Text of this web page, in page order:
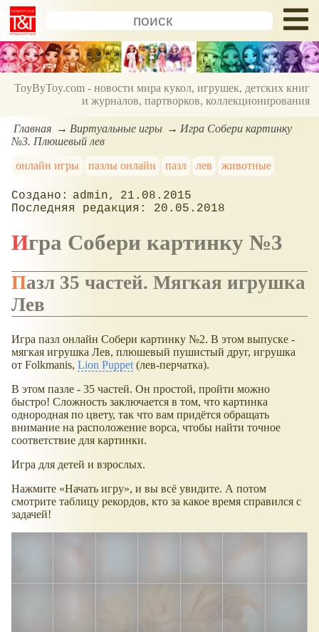
ToyByToy.com - новости мира кукол, игрушек, детских книг
и журналов, партворков, коллекционирования
Главная Виртуальные игры
Игра Собери картинку
№3. Плюшевый лев
онлайн игры
пазлы онлайн пазл лев животные
admin
21.08.2015
20.05.2018
Игра Собери картинку №3
Пазл 35 частей. Мягкая игрушка
Лев
Игра пазл онлайн Собери картинку №2. В этом выпуске -
мягкая игрушка Лев, плюшевый пушистый друг, игрушка
от Folkmanis, Lion Puppet (лев-перчатка).
В этом пазле - 35 частей. Он простой, пройти можно
быстро! Сложность заключается в том, что картинка
однородная по цвету, так что вам придётся обращать
внимание на расположение ворса, чтобы найти точное
соответствие для картинки.
Игра для детей и взрослых.
Нажмите
Начать игру , и вы всё увидите. А потом
смотрите таблицу рекордов, кто за какое время справился с
задачей!